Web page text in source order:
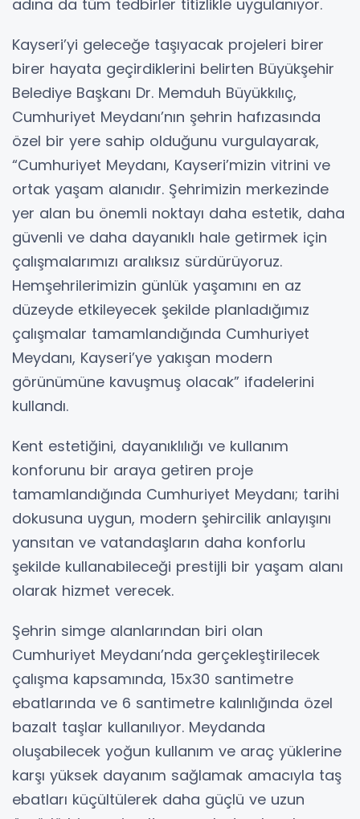
adına da tüm tedbirler titizlikle uygulanıyor.
Kayseri’yi geleceğe taşıyacak projeleri birer
birer hayata geçirdiklerini belirten Büyükşehir
Belediye Başkanı Dr. Memduh Büyükkılıç,
Cumhuriyet Meydanı’nın şehrin hafızasında
özel bir yere sahip olduğunu vurgulayarak,
“Cumhuriyet Meydanı, Kayseri’mizin vitrini ve
ortak yaşam alanıdır. Şehrimizin merkezinde
yer alan bu önemli noktayı daha estetik, daha
güvenli ve daha dayanıklı hale getirmek için
çalışmalarımızı aralıksız sürdürüyoruz.
Hemşehrilerimizin günlük yaşamını en az
düzeyde etkileyecek şekilde planladığımız
çalışmalar tamamlandığında Cumhuriyet
Meydanı, Kayseri’ye yakışan modern
görünümüne kavuşmuş olacak” ifadelerini
kullandı.
Kent estetiğini, dayanıklılığı ve kullanım
konforunu bir araya getiren proje
tamamlandığında Cumhuriyet Meydanı; tarihi
dokusuna uygun, modern şehircilik anlayışını
yansıtan ve vatandaşların daha konforlu
şekilde kullanabileceği prestijli bir yaşam alanı
olarak hizmet verecek.
Şehrin simge alanlarından biri olan
Cumhuriyet Meydanı’nda gerçekleştirilecek
çalışma kapsamında, 15x30 santimetre
ebatlarında ve 6 santimetre kalınlığında özel
bazalt taşlar kullanılıyor. Meydanda
oluşabilecek yoğun kullanım ve araç yüklerine
karşı yüksek dayanım sağlamak amacıyla taş
ebatları küçültülerek daha güçlü ve uzun